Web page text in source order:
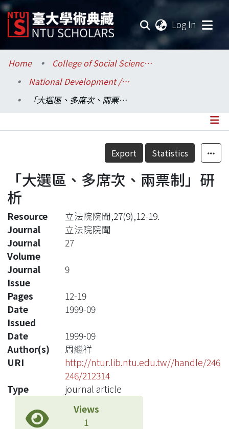
Log In
Communities & Collections
Research Outputs
Statistics
Home
College of Social Sciences / 社會科學院
National Development / 國家發展研究所
「大選區、多席次、兩票制」研析
Details
Export Statistics
「大選區、多席次、兩票制」研
析
Resource
立法院院聞,27(9),12-19.
Journal
立法院院聞
Journal
Volume
27
Journal
Issue
9
Pages
12-19
Date
Issued
1999-09
Date
1999-09
Author(s)
周繼祥
URI
http://ntur.lib.ntu.edu.tw//handle/246
246/212314
Type
journal article
Views
1